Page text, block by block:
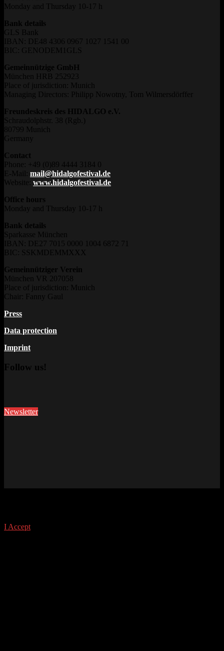
Monday and Thursday 10-17 h
Bank details
GLS Bank
IBAN: DE48 4306 0967 1027 1541 00
BIC: GENODEM1GLS
Gemeinnützige GmbH
München HRB 252923
Place of jurisdiction: Munich
Managing Directors: Philipp Nowotny, Tom Wilmersdörffer
Freundeskreis des HIDALGO e.V.
Schraudolphstr. 38 (Rgb.)
80799 Munich
Germany
Contact
Phone: +49 (0)89 4444 3184 0
E-Mail: mail@hidalgofestival.de
Website: www.hidalgofestival.de
Office hours
Monday and Thursday 10-17 h
Bank details
Sparkasse München
IBAN: DE27 7015 0000 1004 6872 71
BIC: SSKMDEMMXXX
Gemeinnütziger Verein
München VR 207058
Place of jurisdiction: Munich
Chair: Fanny Gaul
Press
Data protection
Imprint
Follow us!
Newsletter
I Accept